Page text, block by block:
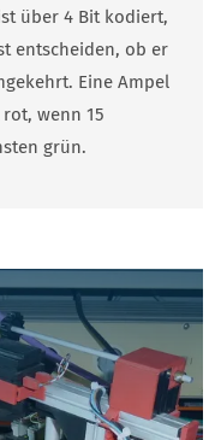
über 4 Bit kodiert,
entscheiden, ob er
Eine Ampel
wenn 15
grün.